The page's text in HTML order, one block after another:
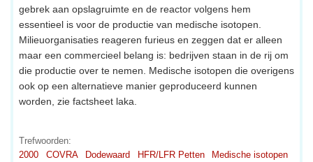
gebrek aan opslagruimte en de reactor volgens hem
essentieel is voor de productie van medische isotopen.
Milieuorganisaties reageren furieus en zeggen dat er alleen
maar een commercieel belang is: bedrijven staan in de rij om
die productie over te nemen. Medische isotopen die overigens
ook op een alternatieve manier geproduceerd kunnen
worden, zie factsheet laka.
Trefwoorden:
2000
COVRA Dodewaard HFR/LFR Petten
Medische isotopen